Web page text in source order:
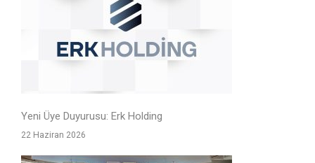
Yeni Üye Duyurusu: Erk Holding
22 Haziran 2026